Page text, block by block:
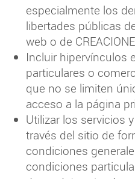
especialmente los
libertades públicas
web o de
Incluir hipervínculos
particulares o
que no se limiten
acceso a la página
Utilizar los servicios
través del sitio de
condiciones
condiciones